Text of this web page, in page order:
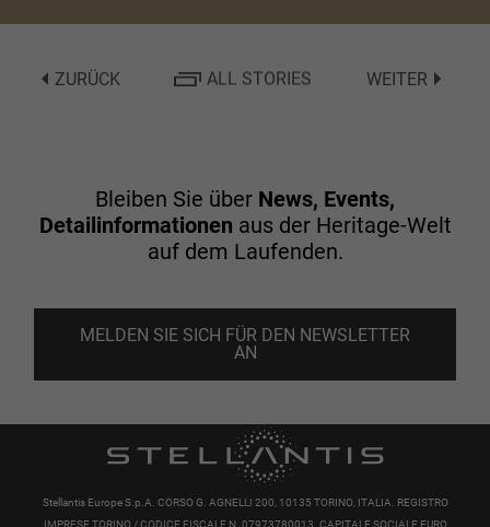
ZURÜCK ALL STORIES WEITER
Bleiben Sie über News, Events,
Detailinformationen aus der Heritage-Welt
auf dem Laufenden.
MELDEN SIE SICH FÜR DEN NEWSLETTER
AN
Stellantis Europe S.p.A. CORSO G. AGNELLI 200, 10135 TORINO, ITALIA. REGISTRO
IMPRESE TORINO / CODICE FISCALE N. 07973780013. CAPITALE SOCIALE EURO